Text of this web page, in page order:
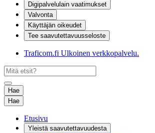
Digipalvelulain vaatimukset
Valvonta
Käyttäjän oikeudet
Tee saavutettavuusseloste
Traficom.fi Ulkoinen verkkopalvelu.
Hae
Hae
Etusivu
Yleistä saavutettavuudesta